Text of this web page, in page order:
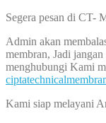
Segera pesan di CT-
Admin akan
membran, Jadi
menghubungi Kami
Kami siap melayani